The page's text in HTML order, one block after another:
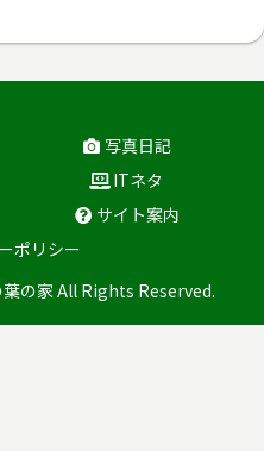
写真日記
ITネタ
サイト案内
ポリシー
の家 All Rights Reserved.